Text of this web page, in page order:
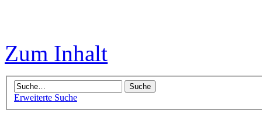
Zum Inhalt
Erweiterte Suche